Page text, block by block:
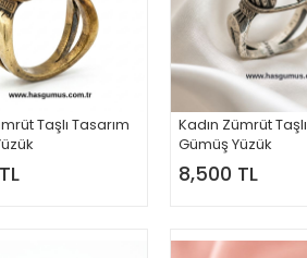
Taşlı Tasarım
Kadın Zümrüt
Gümüş Yüzük
8,500 TL